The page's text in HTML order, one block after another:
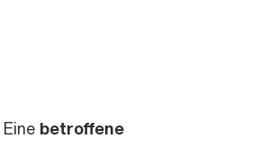
betroffene